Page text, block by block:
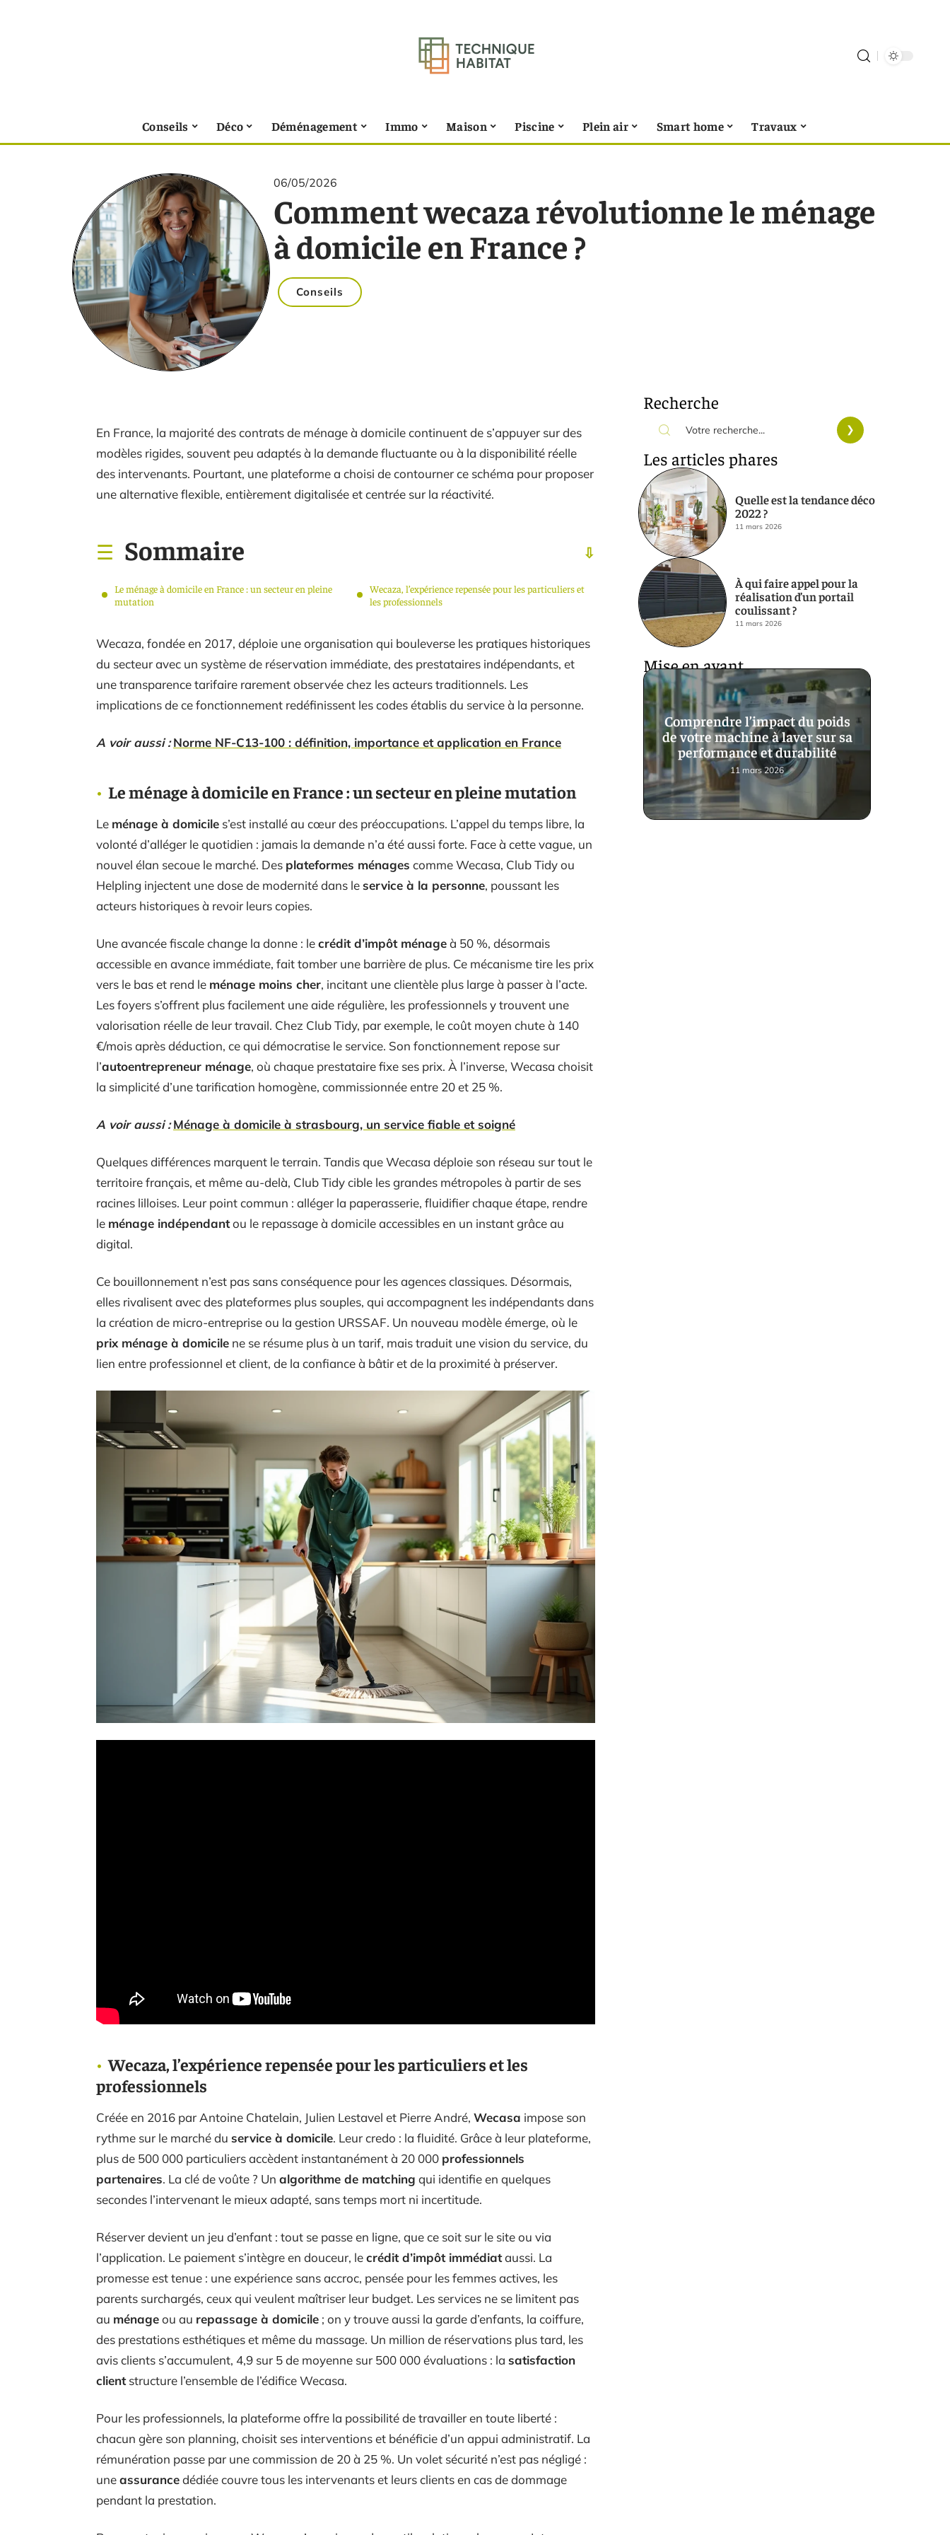
Conseils Déco Déménagement Immo Maison Piscine Plein air Smart home Travaux
06/05/2026
Comment wecaza révolutionne le ménage
à domicile en France ?
Conseils
En France, la majorité des contrats de ménage à domicile continuent de s’appuyer sur des
modèles rigides, souvent peu adaptés à la demande fluctuante ou à la disponibilité réelle
des intervenants. Pourtant, une plateforme a choisi de contourner ce schéma pour proposer
une alternative flexible, entièrement digitalisée et centrée sur la réactivité.
Sommaire
Le ménage à domicile en France : un secteur en pleine
mutation
Wecaza, l’expérience repensée pour les particuliers et
les professionnels
Wecaza, fondée en 2017, déploie une organisation qui bouleverse les pratiques historiques
du secteur avec un système de réservation immédiate, des prestataires indépendants, et
une transparence tarifaire rarement observée chez les acteurs traditionnels. Les
implications de ce fonctionnement redéfinissent les codes établis du service à la personne.
A voir aussi : Norme NF-C13-100 : définition, importance et application en France
Le ménage à domicile en France : un secteur en pleine mutation
Le ménage à domicile s’est installé au cœur des préoccupations. L’appel du temps libre, la
volonté d’alléger le quotidien : jamais la demande n’a été aussi forte. Face à cette vague, un
nouvel élan secoue le marché. Des plateformes ménages comme Wecasa, Club Tidy ou
Helpling injectent une dose de modernité dans leservice à la personne, poussant les
acteurs historiques à revoir leurs copies.
Une avancée fiscale change la donne : lecrédit d’impôt ménageà 50 %, désormais
accessible en avance immédiate, fait tomber une barrière de plus. Ce mécanisme tire les prix
vers le bas et rend le ménage moins cher, incitant une clientèle plus large à passer à l’acte.
Les foyers s’offrent plus facilement une aide régulière, les professionnels y trouvent une
valorisation réelle de leur travail. Chez Club Tidy, par exemple, le coût moyen chute à 140
€/mois après déduction, ce qui démocratise le service. Son fonctionnement repose sur
l’autoentrepreneur ménage, où chaque prestataire fixe ses prix. À l’inverse, Wecasa choisit
la simplicité d’une tarification homogène, commissionnée entre 20 et 25 %.
A voir aussi : Ménage à domicile à strasbourg, un service fiable et soigné
Quelques différences marquent le terrain. Tandis que Wecasa déploie son réseau sur tout le
territoire français, et même au-delà, Club Tidy cible les grandes métropoles à partir de ses
racines lilloises. Leur point commun : alléger la paperasserie, fluidifier chaque étape, rendre
le ménage indépendantou le repassage à domicile accessibles en un instant grâce au
digital.
Ce bouillonnement n’est pas sans conséquence pour les agences classiques. Désormais,
elles rivalisent avec des plateformes plus souples, qui accompagnent les indépendants dans
la création de micro-entreprise ou la gestion URSSAF. Un nouveau modèle émerge, où le
prix ménage à domicile ne se résume plus à un tarif, mais traduit une vision du service, du
lien entre professionnel et client, de la confiance à bâtir et de la proximité à préserver.
Wecaza, l’expérience repensée pour les particuliers et les
professionnels
Créée en 2016 par Antoine Chatelain, Julien Lestavel et Pierre André, Wecasa impose son
rythme sur le marché du service à domicile. Leur credo : la fluidité. Grâce à leur plateforme,
plus de 500 000 particuliers accèdent instantanément à 20 000 professionnels
partenaires. La clé de voûte ? Un algorithme de matching qui identifie en quelques
secondes l’intervenant le mieux adapté, sans temps mort ni incertitude.
Réserver devient un jeu d’enfant : tout se passe en ligne, que ce soit sur le site ou via
l’application. Le paiement s’intègre en douceur, lecrédit d’impôt immédiataussi. La
promesse est tenue : une expérience sans accroc, pensée pour les femmes actives, les
parents surchargés, ceux qui veulent maîtriser leur budget. Les services ne se limitent pas
au ménageou au repassage à domicile ; on y trouve aussi la garde d’enfants, la coiffure,
des prestations esthétiques et même du massage. Un million de réservations plus tard, les
avis clients s’accumulent, 4,9 sur 5 de moyenne sur 500 000 évaluations : la satisfaction
clientstructure l’ensemble de l’édifice Wecasa.
Pour les professionnels, la plateforme offre la possibilité de travailler en toute liberté :
chacun gère son planning, choisit ses interventions et bénéficie d’un appui administratif. La
rémunération passe par une commission de 20 à 25 %. Un volet sécurité n’est pas négligé :
uneassurancedédiée couvre tous les intervenants et leurs clients en cas de dommage
pendant la prestation.
Recherche
Les articles phares
Quelle est la tendance déco
2022 ?
11 mars 2026
À qui faire appel pour la
réalisation d’un portail
coulissant ?
11 mars 2026
Mise en avant
Comprendre l’impact du poids
de votre machine à laver sur sa
performance et durabilité
11 mars 2026